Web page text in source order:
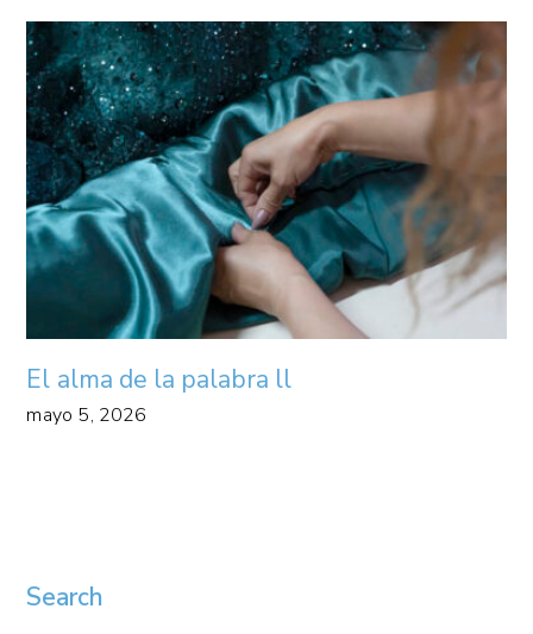
El alma de la palabra ll
mayo 5, 2026
Search